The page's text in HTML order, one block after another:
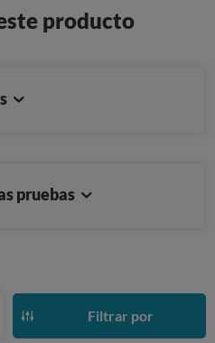
producto
pruebas
Filtrar por